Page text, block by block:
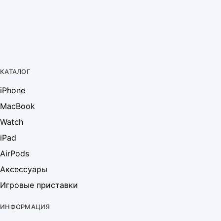
КАТАЛОГ
iPhone
MacBook
Watch
iPad
AirPods
Аксессуары
Игровые приставки
ИНФОРМАЦИЯ